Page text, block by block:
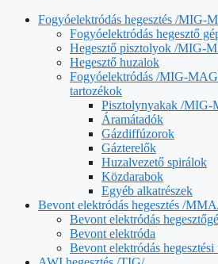
Fogyóelektródás hegesztés /MIG-
Fogyóelektródás hegesztő
Hegesztő pisztolyok /MIG-
Hegesztő huzalok
Fogyóelektródás /MIG-
tartozékok
Pisztolynyakak /MIG-
Áramátadók
Gázdiffúzorok
Gázterelők
Huzalvezető spirálok
Közdarabok
Egyéb alkatrészek
Bevont elektródás hegesztés /
Bevont elektródás
Bevont elektróda
Bevont elektródás